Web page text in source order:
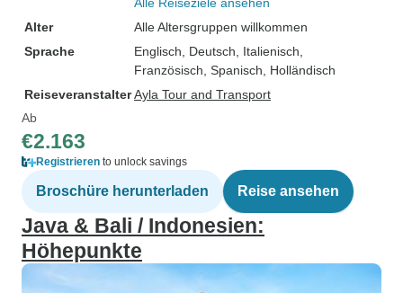
Alter
Alle Altersgruppen willkommen
Sprache
Englisch, Deutsch, Italienisch,
Französisch, Spanisch, Holländisch
ReiseveranstalterAyla Tour and Transport
Ab
€2.163
Registrieren to unlock savings
Broschüre herunterladen Reise ansehen
Java & Bali / Indonesien:
Höhepunkte